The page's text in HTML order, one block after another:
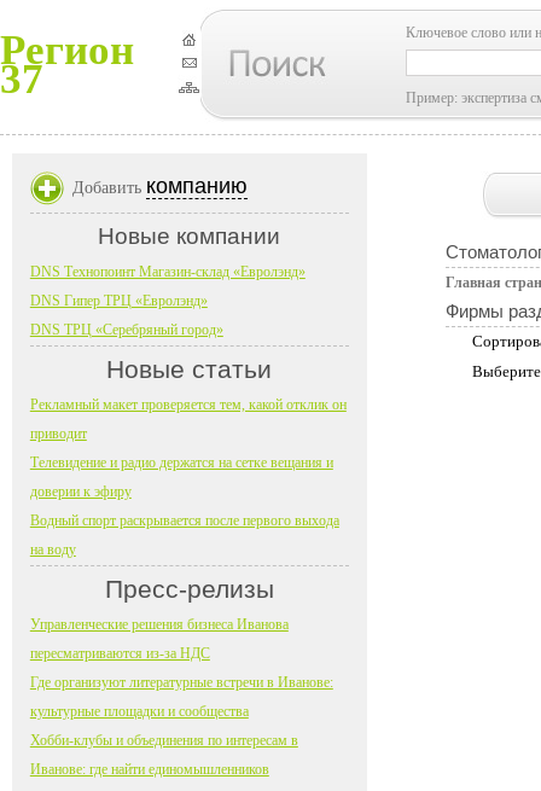
Регион
37
Ключевое слово или
Пример: экспертиза
Главная
Фирмы
Добавить компанию
Новые компании
DNS Технопоинт Магазин-склад «Евролэнд»
DNS Гипер ТРЦ «Евролэнд»
DNS ТРЦ «Серебряный город»
Новые статьи
Рекламный макет проверяется тем, какой отклик он
приводит
Телевидение и радио держатся на сетке вещания и
доверии к эфиру
Водный спорт раскрывается после первого выхода
на воду
Пресс-релизы
Управленческие решения бизнеса Иванова
пересматриваются из-за НДС
Где организуют литературные встречи в Иванове:
культурные площадки и сообщества
Хобби-клубы и объединения по интересам в
Иванове: где найти единомышленников